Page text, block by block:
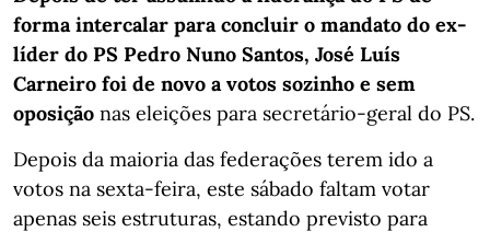
forma intercalar para concluir o mandato do ex-
líder do PS Pedro Nuno Santos, José Luís
Carneiro foi de novo a votos sozinho e sem
oposição nas eleições para secretário-geral do PS.
Depois da maioria das federações terem ido a
votos na sexta-feira, este sábado faltam votar
apenas seis estruturas, estando previsto para